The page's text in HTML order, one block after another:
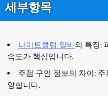
세부항목
나이트클럽 알바의 특징:
속도가 핵심입니다.
주점 구인 정보의 차이:
양합니다.